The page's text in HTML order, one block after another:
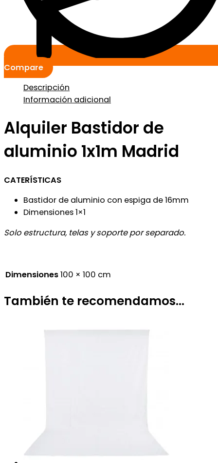
Compare
Descripción
Información adicional
Alquiler Bastidor de
aluminio 1x1m Madrid
CATERÍSTICAS
Bastidor de aluminio con espiga de 16mm
Dimensiones 1×1
Solo estructura, telas y soporte por separado.
Dimensiones100 × 100 cm
También te recomendamos…